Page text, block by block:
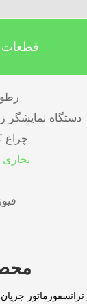
قطعات
دستگاه نمایشگر
چراغ
بخاری